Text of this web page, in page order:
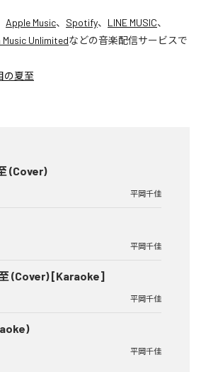
Apple Music、 Spotify、 LINE MUSIC、
Music Unlimitedなどの音楽配信サービスで
の夏至
(Cover)
平岡千佳
平岡千佳
(Cover) [Karaoke]
平岡千佳
平岡千佳